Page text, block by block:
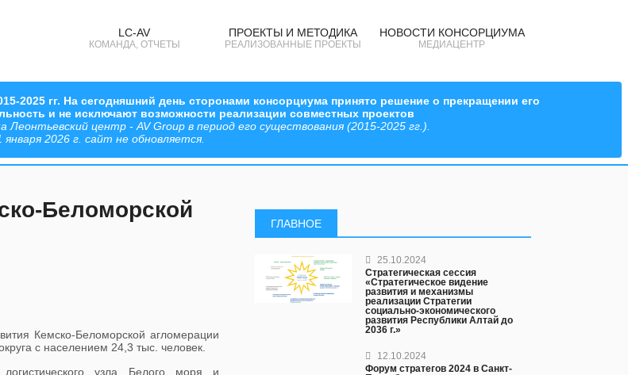
НОВОСТИ КОНСОРЦИУМА
МЕДИАЦЕНТР
ПРОЕКТЫ И МЕТОДИКА
РЕАЛИЗОВАННЫЕ ПРОЕКТЫ
LC-AV
КОМАНДА, ОТЧЕТЫ
2025 гг. На сегодняшний день сторонами консорциума принято решение о прекращении его
и не исключают возможности реализации совместных проектов
центр - AV Group в период его существования (2015-2025 гг.).
января 2026 г. сайт не обновляется.
Беломорской
Кемско-Беломорской агломерации
с населением 24,3 тыс. человек.
узла Белого моря и
ГЛАВНОЕ
25.10.2024
Стратегическая сессия
«Стратегическое видение
развития и механизмы
реализации Стратегии
социально-экономического
развития Республики Алтай до
2036 г.»
12.10.2024
Форум стратегов 2024 в Санкт-